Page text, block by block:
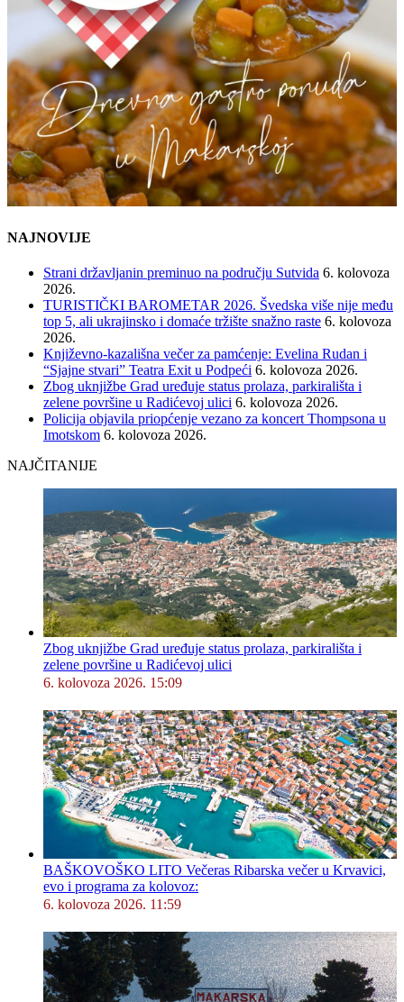
NAJNOVIJE
Strani državljanin preminuo na području Sutvida 6. kolovoza
2026.
TURISTIČKI BAROMETAR 2026. Švedska više nije među
top 5, ali ukrajinsko i domaće tržište snažno raste 6. kolovoza
2026.
Književno-kazališna večer za pamćenje: Evelina Rudan i
“Sjajne stvari” Teatra Exit u Podpeći 6. kolovoza 2026.
Zbog uknjižbe Grad uređuje status prolaza, parkirališta i
zelene površine u Radićevoj ulici 6. kolovoza 2026.
Policija objavila priopćenje vezano za koncert Thompsona u
Imotskom 6. kolovoza 2026.
NAJČITANIJE
Zbog uknjižbe Grad uređuje status prolaza, parkirališta i
zelene površine u Radićevoj ulici
6. kolovoza 2026. 15:09
BAŠKOVOŠKO LITO Večeras Ribarska večer u Krvavici,
evo i programa za kolovoz:
6. kolovoza 2026. 11:59